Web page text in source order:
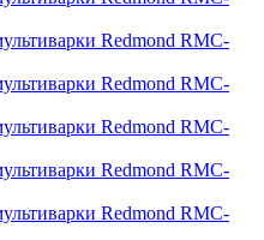
Redmond RMC-
Redmond RMC-
Redmond RMC-
Redmond RMC-
Redmond RMC-